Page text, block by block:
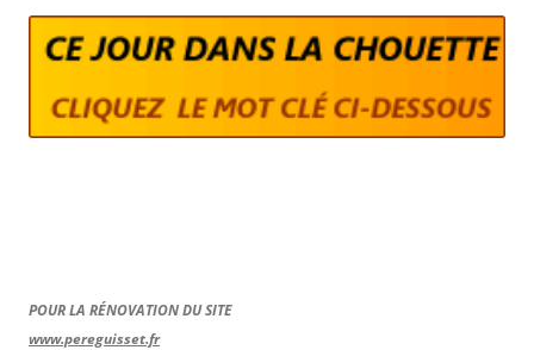
POUR LA RÉNOVATION DU SITE
www.pereguisset.fr